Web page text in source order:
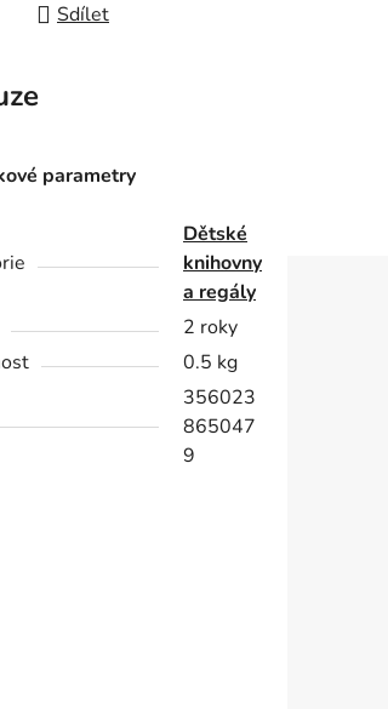
Sdílet
parametry
Dětské
knihovny
a regály
2 roky
0.5 kg
356023
865047
9